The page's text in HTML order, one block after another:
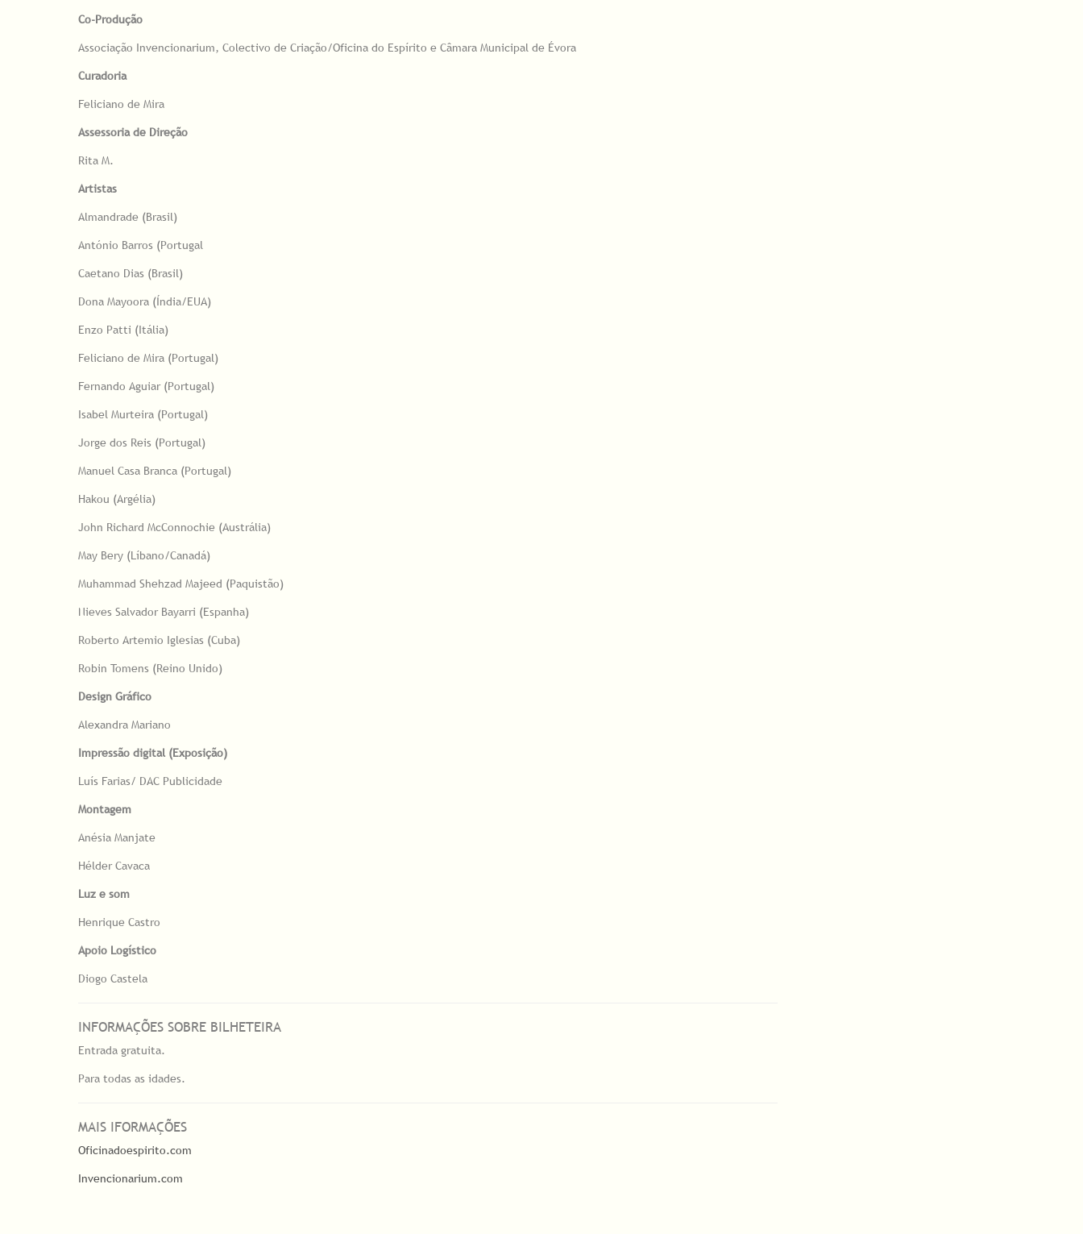
Co-Produção
Associação Invencionarium, Colectivo de Criação/Oficina do Espírito e Câmara Municipal de Évora
Curadoria
Feliciano de Mira
Assessoria de Direção
Rita M.
Artistas
Almandrade (Brasil)
António Barros (Portugal
Caetano Dias (Brasil)
Dona Mayoora (Índia/EUA)
Enzo Patti (Itália)
Feliciano de Mira (Portugal)
Fernando Aguiar (Portugal)
Isabel Murteira (Portugal)
Jorge dos Reis (Portugal)
Manuel Casa Branca (Portugal)
Hakou (Argélia)
John Richard McConnochie (Austrália)
May Bery (Líbano/Canadá)
Muhammad Shehzad Majeed (Paquistão)
Nieves Salvador Bayarri (Espanha)
Roberto Artemio Iglesias (Cuba)
Robin Tomens (Reino Unido)
Design Gráfico
Alexandra Mariano
Impressão digital (Exposição)
Luís Farias/ DAC Publicidade
Montagem
Anésia Manjate
Hélder Cavaca
Luz e som
Henrique Castro
Apoio Logístico
Diogo Castela
INFORMAÇÕES SOBRE BILHETEIRA
Entrada gratuita.
Para todas as idades.
MAIS IFORMAÇÕES
Oficinadoespirito.com
Invencionarium.com